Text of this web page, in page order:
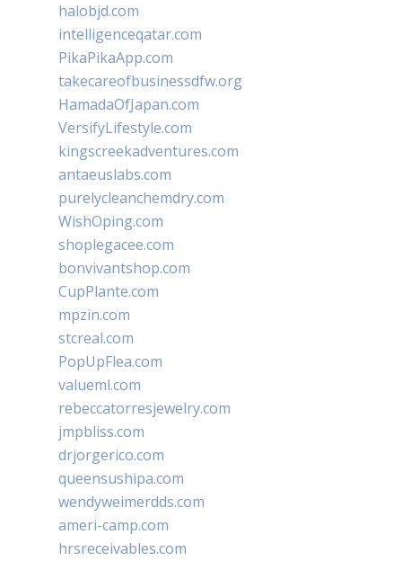
halobjd.com
intelligenceqatar.com
PikaPikaApp.com
takecareofbusinessdfw.org
HamadaOfJapan.com
VersifyLifestyle.com
kingscreekadventures.com
antaeuslabs.com
purelycleanchemdry.com
WishOping.com
shoplegacee.com
bonvivantshop.com
CupPlante.com
mpzin.com
stcreal.com
PopUpFlea.com
valueml.com
rebeccatorresjewelry.com
jmpbliss.com
drjorgerico.com
queensushipa.com
wendyweimerdds.com
ameri-camp.com
hrsreceivables.com